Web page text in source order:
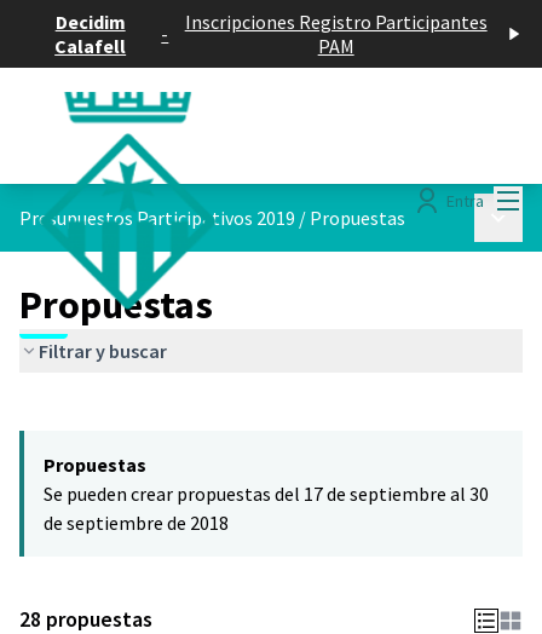
Decidim
Calafell
-
Inscripciones Registro Participantes
PAM
Entra
Presupuestos Participativos 2019 / Propuestas
Propuestas
Filtrar y buscar
−
Propuestas
Se pueden crear propuestas del 17 de septiembre al 30
de septiembre de 2018
28 propuestas